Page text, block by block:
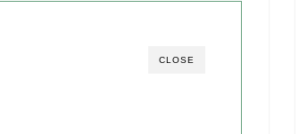
CLOSE